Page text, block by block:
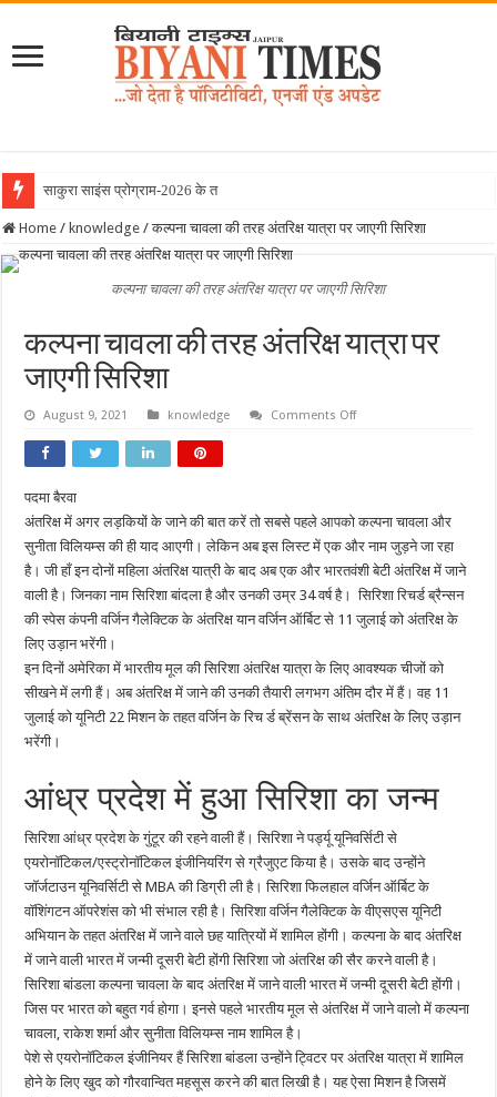
साकुरा साइंस प्रोग्राम-2026 के तहत जापान
Home / knowledge / कल्पना चावला की तरह अंतरिक्ष यात्रा पर जाएगी सिरिशा
कल्पना चावला की तरह अंतरिक्ष यात्रा पर जाएगी सिरिशा
कल्पना चावला की तरह अंतरिक्ष यात्रा पर
जाएगी सिरिशा
August 9, 2021 knowledge Comments Offon
पर
जाएगी
सिरिशा
पदमा बैरवा
अंतरिक्ष में अगर लड़कियों के जाने की बात करें तो सबसे पहले आपको कल्पना चावला और
सुनीता विलियम्स की ही याद आएगी। लेकिन अब इस लिस्ट में एक और नाम जुड़ने जा रहा
है। जी हाँ इन दोनों महिला अंतरिक्ष यात्री के बाद अब एक और भारतवंशी बेटी अंतरिक्ष में जाने
वाली है। जिनका नाम सिरिशा बांदला है और उनकी उम्र 34 वर्ष है। सिरिशा रिचर्ड ब्रैन्सन
की स्पेस कंपनी वर्जिन गैलेक्टिक के अंतरिक्ष यान वर्जिन ऑर्बिट से 11 जुलाई को अंतरिक्ष के
लिए उड़ान भरेंगी।
इन दिनों अमेरिका में भारतीय मूल की सिरिशा अंतरिक्ष यात्रा के लिए आवश्यक चीजों को
सीखने में लगी हैं। अब अंतरिक्ष में जाने की उनकी तैयारी लगभग अंतिम दौर में हैं। वह 11
जुलाई को यूनिटी 22 मिशन के तहत वर्जिन के रिच र्ड ब्रेंसन के साथ अंतरिक्ष के लिए उड़ान
भरेंगी।
आंध्र प्रदेश में हुआ सिरिशा का जन्म
सिरिशा आंध्र प्रदेश के गुंटूर की रहने वाली हैं। सिरिशा ने पर्ड्यू यूनिवर्सिटी से
एयरोनॉटिकल/एस्ट्रोनॉटिकल इंजीनियरिंग से ग्रैजुएट किया है। उसके बाद उन्होंने
जॉर्जटाउन यूनिवर्सिटी से MBA की डिग्री ली है। सिरिशा फिलहाल वर्जिन ऑर्बिट के
वॉशिंगटन ऑपरेशंस को भी संभाल रही है। सिरिशा वर्जिन गैलेक्टिक के वीएसएस यूनिटी
अभियान के तहत अंतरिक्ष में जाने वाले छह यात्रियों में शामिल होंगी। कल्पना के बाद अंतरिक्ष
में जाने वाली भारत में जन्मी दूसरी बेटी होंगी सिरिशा जो अंतरिक्ष की सैर करने वाली है।
सिरिशा बांडला कल्पना चावला के बाद अंतरिक्ष में जाने वाली भारत में जन्मी दूसरी बेटी होंगी।
जिस पर भारत को बहुत गर्व होगा। इनसे पहले भारतीय मूल से अंतरिक्ष में जाने वालो में कल्पना
चावला, राकेश शर्मा और सुनीता विलियम्स नाम शामिल है।
पेशे से एयरोनॉटिकल इंजीनियर हैं सिरिशा बांडला उन्होंने ट्विटर पर अंतरिक्ष यात्रा में शामिल
होने के लिए खुद को गौरवान्वित महसूस करने की बात लिखी है। यह ऐसा मिशन है जिसमें